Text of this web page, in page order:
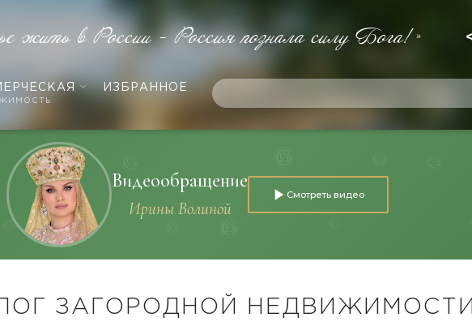
ИЗБРАННОЕ
жить в России - Россия познала силу Бога!»
Видеообращение
Ирины Волиной
Смотреть видео
ЗАГОРОДНОЙ НЕДВИЖИМОСТИ